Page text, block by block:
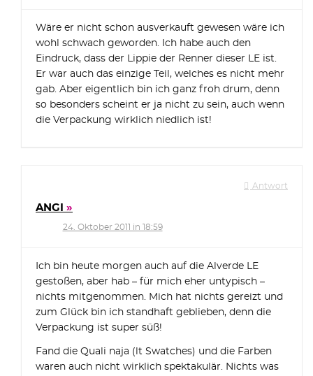
Wäre er nicht schon ausverkauft gewesen wäre ich
wohl schwach geworden. Ich habe auch den
Eindruck, dass der Lippie der Renner dieser LE ist.
Er war auch das einzige Teil, welches es nicht mehr
gab. Aber eigentlich bin ich ganz froh drum, denn
so besonders scheint er ja nicht zu sein, auch wenn
die Verpackung wirklich niedlich ist!
Antwort
ANGI
24. Oktober 2011 in 18:59
Ich bin heute morgen auch auf die Alverde LE
gestoßen, aber hab – für mich eher untypisch –
nichts mitgenommen. Mich hat nichts gereizt und
zum Glück bin ich standhaft geblieben, denn die
Verpackung ist super süß!
Fand die Quali naja (lt Swatches) und die Farben
waren auch nicht wirklich spektakulär. Nichts was